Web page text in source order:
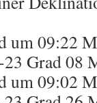
um 09:22
Grad 08
um 09:02